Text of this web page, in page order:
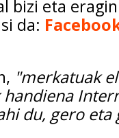
bizi eta
da:
"merkatuak
du, gero eta